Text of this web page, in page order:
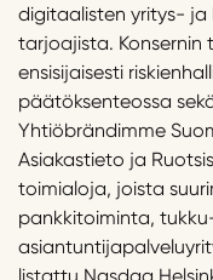
digitaalisten yritys-
tarjoajista.
ensisijaisesti
päätöksenteossa
Yhtiöbrändimme
Asiakastieto ja
toimialoja, joista
pankkitoiminta,